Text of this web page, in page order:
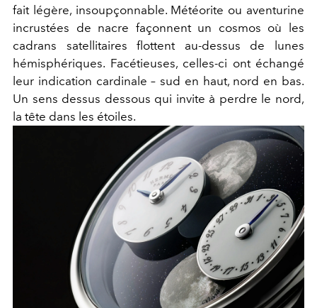
fait légère, insoupçonnable. Météorite ou aventurine
incrustées de nacre façonnent un cosmos où les
cadrans satellitaires flottent au-dessus de lunes
hémisphériques. Facétieuses, celles-ci ont échangé
leur indication cardinale – sud en haut, nord en bas.
Un sens dessus dessous qui invite à perdre le nord,
la tête dans les étoiles.